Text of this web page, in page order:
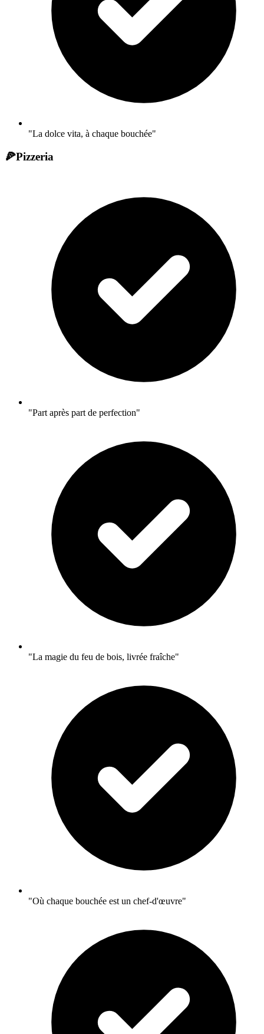
"La dolce vita, à chaque bouchée"
🍕Pizzeria
"Part après part de perfection"
"La magie du feu de bois, livrée fraîche"
"Où chaque bouchée est un chef-d'œuvre"